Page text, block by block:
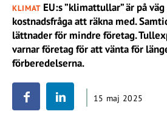
KLIMATEU:s ”klimattullar” är på
kostnadsfråga att räkna med.
lättnader för mindre företag.
varnar företag för att vänta för
förberedelserna.
15 maj 2025